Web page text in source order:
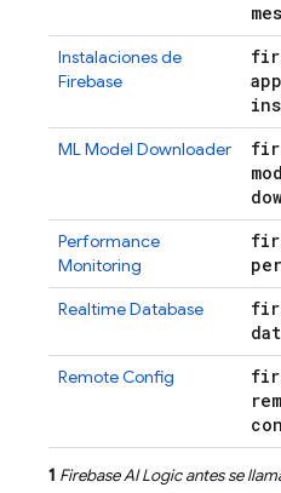
Instalaciones de
Firebase
app
ML Model Downloader
Performance
Monitoring
Realtime Database
Remote Config
1 Firebase AI Logicantes se